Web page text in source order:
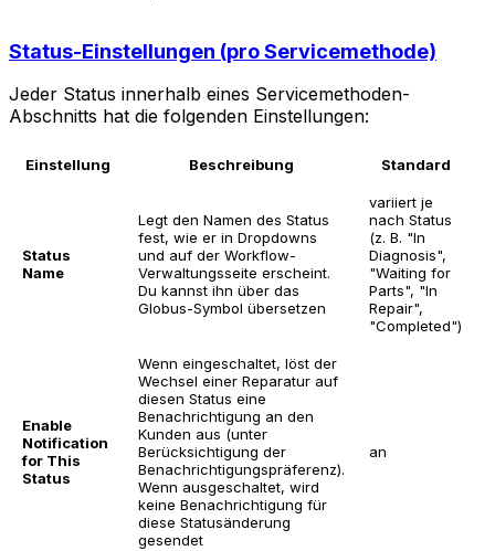
Status-Einstellungen (pro Servicemethode)
Jeder Status innerhalb eines Servicemethoden-
Abschnitts hat die folgenden Einstellungen:
Einstellung Beschreibung Standard
Status
Name
Legt den Namen des Status
fest, wie er in Dropdowns
und auf der Workflow-
Verwaltungsseite erscheint.
Du kannst ihn über das
Globus-Symbol übersetzen
variiert je
nach Status
(z. B. "In
Diagnosis",
"Waiting for
Parts", "In
Repair",
"Completed")
Enable
Notification
for This
Status
Wenn eingeschaltet, löst der
Wechsel einer Reparatur auf
diesen Status eine
Benachrichtigung an den
Kunden aus (unter
Berücksichtigung der
Benachrichtigungspräferenz).
Wenn ausgeschaltet, wird
keine Benachrichtigung für
diese Statusänderung
gesendet
an